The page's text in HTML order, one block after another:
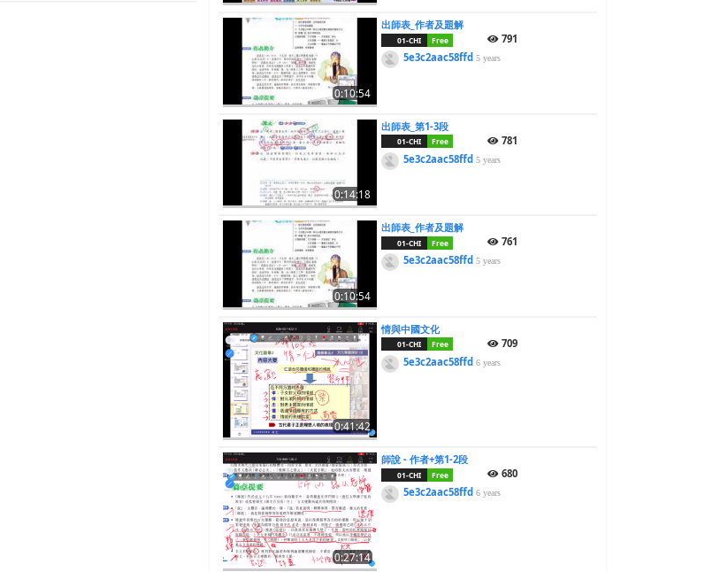
0:10:54
出師表_作者及題解
01-CHI Free
791
5e3c2aac58ffd5 years
0:14:18
出師表_第1-3段
01-CHI Free
781
5e3c2aac58ffd5 years
0:10:54
出師表_作者及題解
01-CHI Free
761
5e3c2aac58ffd5 years
0:41:42
情與中國文化
01-CHI Free
709
5e3c2aac58ffd6 years
0:27:14
師說 - 作者+第1-2段
01-CHI Free
680
5e3c2aac58ffd6 years